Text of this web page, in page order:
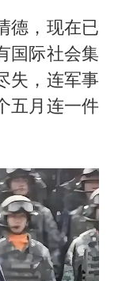
德，现在已
国际社会集
失，连军事
五月连一件